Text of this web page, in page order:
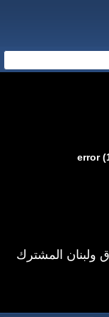
العراق ولبنان المشترك